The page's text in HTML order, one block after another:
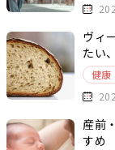
ヴィ
たい
健康
産前
すめ